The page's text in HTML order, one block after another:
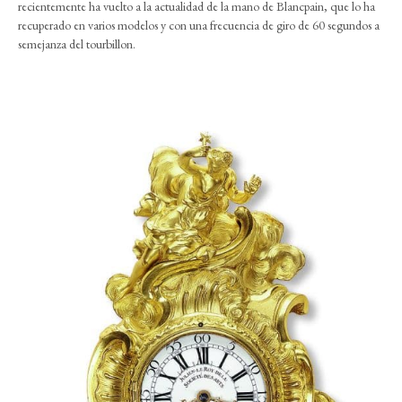
recientemente ha vuelto a la actualidad de la mano de Blancpain, que lo ha
recuperado en varios modelos y con una frecuencia de giro de 60 segundos a
semejanza del tourbillon.